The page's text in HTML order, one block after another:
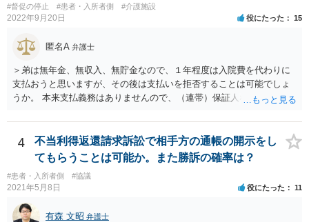
#督促の停止 #患者・入所者側 #介護施設
2022年9月20日 役にたった 15
匿名A 弁護士
＞弟は無年金、無収入、無貯金なので、１年程度は入院費を代わりに
支払おうと思いますが、その後は支払いを拒否することは可能でしょ
うか。 本来支払義務はありませんので、（連帯）保証人などにならな
4
不当利得返還請求訴訟で相手方の通帳の開示をし
てもらうことは可能か。また勝訴の確率は？
#患者・入所者側 #協議
2021年5月8日 役にたった 11
有森 文昭 弁護士